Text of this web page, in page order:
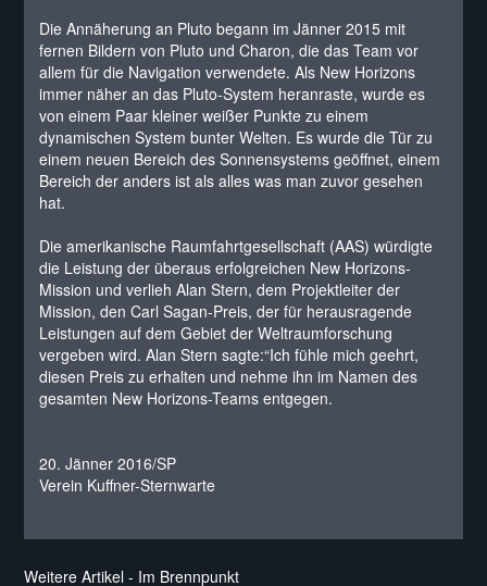
Die Annäherung an Pluto begann im Jänner 2015 mit
fernen Bildern von Pluto und Charon, die das Team vor
allem für die Navigation verwendete. Als New Horizons
immer näher an das Pluto-System heranraste, wurde es
von einem Paar kleiner weißer Punkte zu einem
dynamischen System bunter Welten. Es wurde die Tür zu
einem neuen Bereich des Sonnensystems geöffnet, einem
Bereich der anders ist als alles was man zuvor gesehen
hat.
Die amerikanische Raumfahrtgesellschaft (AAS) würdigte
die Leistung der überaus erfolgreichen New Horizons-
Mission und verlieh Alan Stern, dem Projektleiter der
Mission, den Carl Sagan-Preis, der für herausragende
Leistungen auf dem Gebiet der Weltraumforschung
vergeben wird. Alan Stern sagte:“Ich fühle mich geehrt,
diesen Preis zu erhalten und nehme ihn im Namen des
gesamten New Horizons-Teams entgegen.
20. Jänner 2016/SP
Verein Kuffner-Sternwarte
Weitere Artikel - Im Brennpunkt